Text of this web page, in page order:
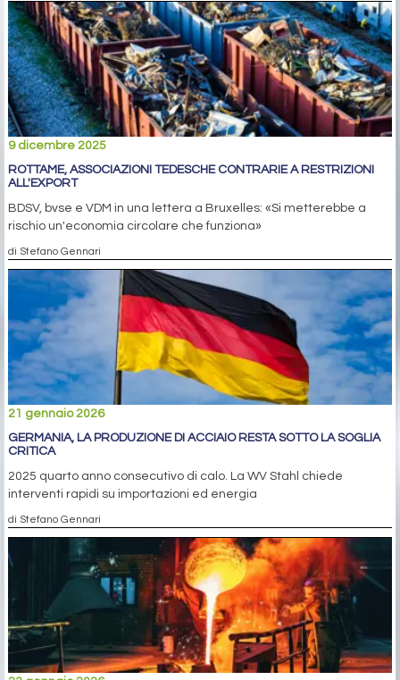
9 dicembre 2025
ROTTAME, ASSOCIAZIONI TEDESCHE CONTRARIE A RESTRIZIONI
ALL'EXPORT
BDSV, bvse e VDM in una lettera a Bruxelles: «Si metterebbe a
rischio un'economia circolare che funziona»
di Stefano Gennari
21 gennaio 2026
GERMANIA, LA PRODUZIONE DI ACCIAIO RESTA SOTTO LA SOGLIA
CRITICA
2025 quarto anno consecutivo di calo. La WV Stahl chiede
interventi rapidi su importazioni ed energia
di Stefano Gennari